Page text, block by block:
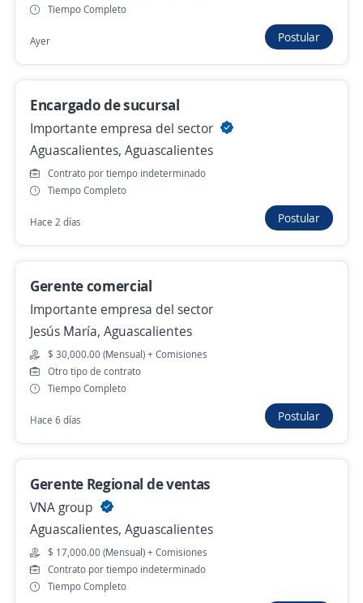
Gerente General
Hace 3 días
Empleo destacado
Grupo Financiero Banorte
Aguascalientes, Aguascalientes
Hace 4 días
Gerente general
Empresa comercial CC.Agropecuario.
Hace 4 días
Anterior
Nuevas ofertas de empleo
Tiempo Completo
Ayer Postular
Encargado de sucursal
Importante empresa del sector
Aguascalientes, Aguascalientes
Contrato por tiempo indeterminado
Tiempo Completo
Hace 2 días Postular
Gerente comercial
Importante empresa del sector
Jesús María, Aguascalientes
$ 30,000.00 (Mensual) + Comisiones
Otro tipo de contrato
Tiempo Completo
Hace 6 días Postular
Gerente Regional de ventas
VNA group
Aguascalientes, Aguascalientes
$ 17,000.00 (Mensual) + Comisiones
Contrato por tiempo indeterminado
Tiempo Completo